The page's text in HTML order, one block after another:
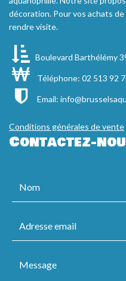
décoration. Pour vos achats
rendre visite.
Boulevard Barthélémy
Téléphone: 02 513 92
Email:
Conditions générales de vente
Contactez-